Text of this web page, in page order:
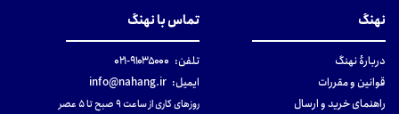
نهنگ
دربارهٔ نهنگ
قوانین و مقررات
راهنمای خرید و ارسال
تماس با نهنگ
تلفن: ۹۱۰۳۵۰۰۰-۰۲۱
ایمیل: info@nahang.ir
روزهای کاری از ساعت ۹ صبح تا ۵ عصر